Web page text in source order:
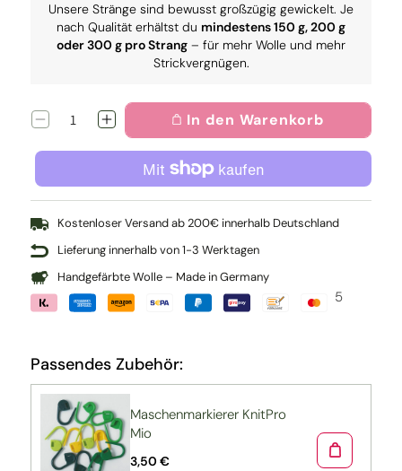
Unsere Stränge sind bewusst großzügig gewickelt. Je
nach Qualität erhältst du mindestens 150 g, 200 g
oder 300 g pro Strang – für mehr Wolle und mehr
Strickvergnügen.
Verringere
Pure:
Erhöhe
Pure:
In den Warenkorb
Kostenloser Versand ab 200€ innerhalb Deutschland
Lieferung innerhalb von 1-3 Werktagen
Handgefärbte Wolle – Made in Germany
5
Passendes Zubehör:
Maschenmarkierer KnitPro
Mio
3,50 €